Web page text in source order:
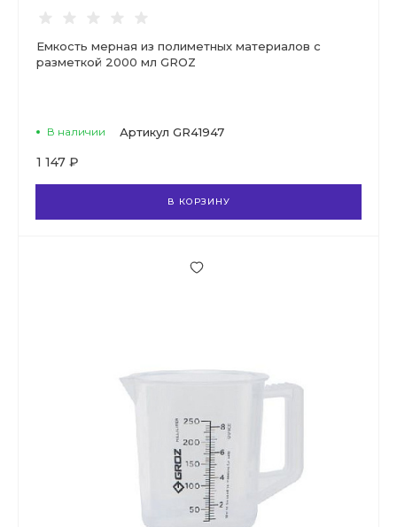
Емкость мерная из полиметных материалов с
разметкой 2000 мл GROZ
В наличии Артикул GR41947
1 147 ₽
В КОРЗИНУ